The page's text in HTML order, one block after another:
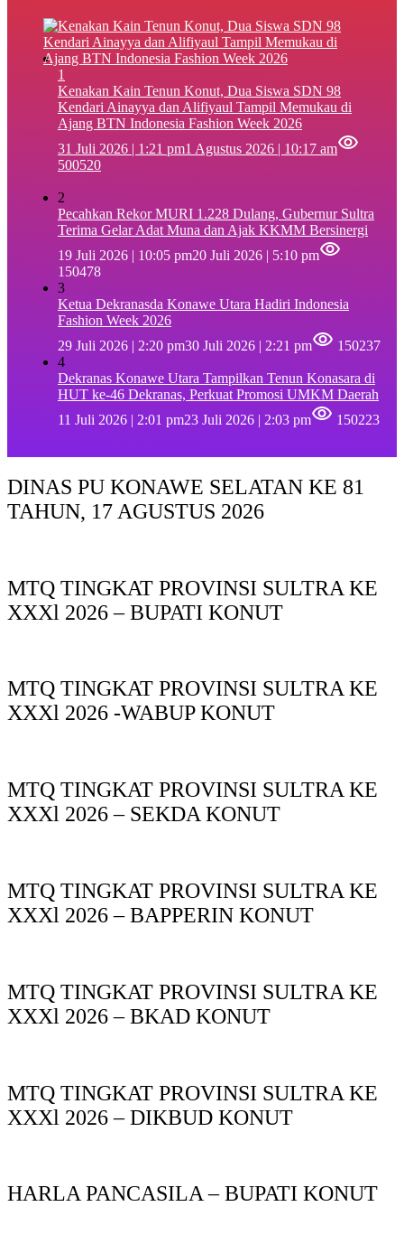
1
‎Kenakan Kain Tenun Konut, Dua Siswa SDN 98
Kendari Ainayya dan Alifiyaul Tampil Memukau di
Ajang BTN Indonesia Fashion Week 2026
31 Juli 2026 | 1:21 pm1 Agustus 2026 | 10:17 am
500520
2
Pecahkan Rekor MURI 1.228 Dulang, Gubernur Sultra
Terima Gelar Adat Muna dan Ajak KKMM Bersinergi
19 Juli 2026 | 10:05 pm20 Juli 2026 | 5:10 pm
150478
3
Ketua Dekranasda Konawe Utara Hadiri Indonesia
Fashion Week 2026
29 Juli 2026 | 2:20 pm30 Juli 2026 | 2:21 pm
150237
4
Dekranas Konawe Utara Tampilkan Tenun Konasara di
HUT ke-46 Dekranas, Perkuat Promosi UMKM Daerah
11 Juli 2026 | 2:01 pm23 Juli 2026 | 2:03 pm 150223
DINAS PU KONAWE SELATAN KE 81
TAHUN, 17 AGUSTUS 2026
MTQ TINGKAT PROVINSI SULTRA KE
XXXl 2026 – BUPATI KONUT
MTQ TINGKAT PROVINSI SULTRA KE
XXXl 2026 -WABUP KONUT
MTQ TINGKAT PROVINSI SULTRA KE
XXXl 2026 – SEKDA KONUT
MTQ TINGKAT PROVINSI SULTRA KE
XXXl 2026 – BAPPERIN KONUT
MTQ TINGKAT PROVINSI SULTRA KE
XXXl 2026 – BKAD KONUT
MTQ TINGKAT PROVINSI SULTRA KE
XXXl 2026 – DIKBUD KONUT
HARLA PANCASILA – BUPATI KONUT